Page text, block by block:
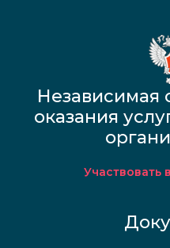
Независимая
оказания
Участвовать